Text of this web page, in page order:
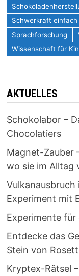
Schwerkraft
Sprachforschung
Wissenschaft für
AKTUELLES
Schokolabor –
Chocolatiers
Magnet-Zauber
wo sie im Alltag
Vulkanausbruch
Experiment mit
Experimente für
Entdecke das
Stein von
Kryptex-Rätsel